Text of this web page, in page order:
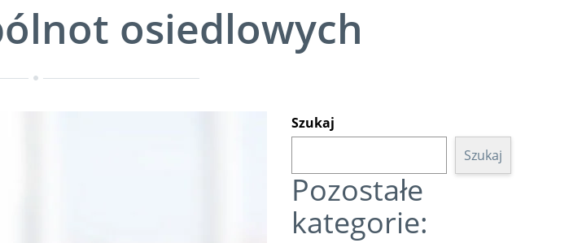
osiedlowych
Szukaj
Szukaj
Pozostałe
kategorie: